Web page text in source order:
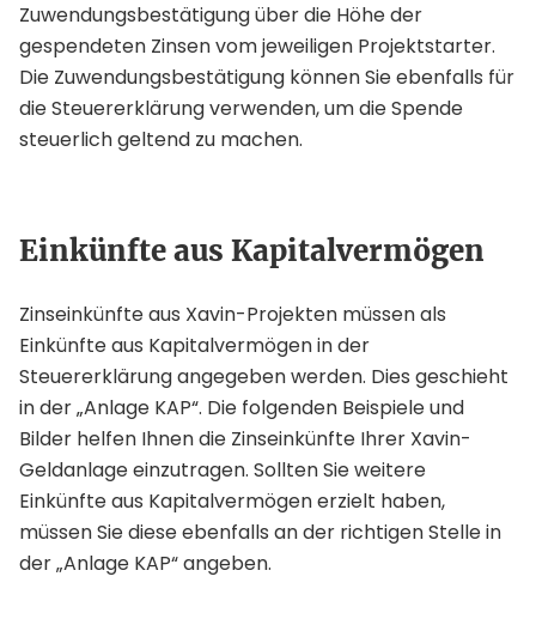
Zuwendungsbestätigung über die Höhe der
gespendeten Zinsen vom jeweiligen Projektstarter.
Die Zuwendungsbestätigung können Sie ebenfalls für
die Steuererklärung verwenden, um die Spende
steuerlich geltend zu machen.
Einkünfte aus Kapitalvermögen
Zinseinkünfte aus Xavin-Projekten müssen als
Einkünfte aus Kapitalvermögen in der
Steuererklärung angegeben werden. Dies geschieht
in der „Anlage KAP“. Die folgenden Beispiele und
Bilder helfen Ihnen die Zinseinkünfte Ihrer Xavin-
Geldanlage einzutragen. Sollten Sie weitere
Einkünfte aus Kapitalvermögen erzielt haben,
müssen Sie diese ebenfalls an der richtigen Stelle in
der „Anlage KAP“ angeben.